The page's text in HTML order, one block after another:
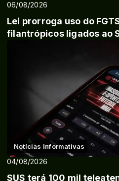
06/08/2026
Lei prorroga uso do
filantrópicos ligados ao
Notícias Informativas
04/08/2026
SUS terá 100 mil